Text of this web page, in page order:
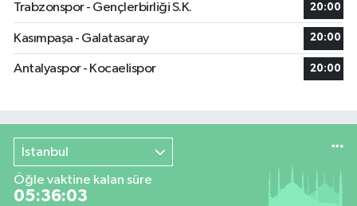
Trabzonspor - Gençlerbirliği S.K. 20:00
Kasımpaşa - Galatasaray 20:00
Antalyaspor - Kocaelispor 20:00
İstanbul
Öğle vaktine kalan süre
05:36:02